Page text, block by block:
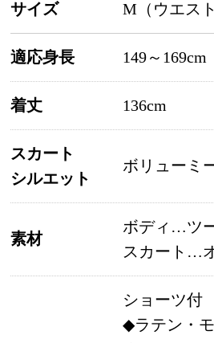
サイズ M（ウエスト
適応身長 149～169cm
着丈 136cm
スカート
シルエット
ボリューミ
素材
ボディ…ツ
スカート…
ショーツ付
◆ラテン・